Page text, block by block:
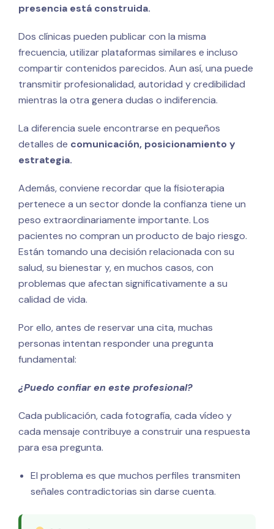
presencia está construida.
Dos clínicas pueden publicar con la misma
frecuencia, utilizar plataformas similares e incluso
compartir contenidos parecidos. Aun así, una puede
transmitir profesionalidad, autoridad y credibilidad
mientras la otra genera dudas o indiferencia.
La diferencia suele encontrarse en pequeños
detalles de comunicación, posicionamiento y
estrategia.
Además, conviene recordar que la fisioterapia
pertenece a un sector donde la confianza tiene un
peso extraordinariamente importante. Los
pacientes no compran un producto de bajo riesgo.
Están tomando una decisión relacionada con su
salud, su bienestar y, en muchos casos, con
problemas que afectan significativamente a su
calidad de vida.
Por ello, antes de reservar una cita, muchas
personas intentan responder una pregunta
fundamental:
¿Puedo confiar en este profesional?
Cada publicación, cada fotografía, cada vídeo y
cada mensaje contribuye a construir una respuesta
para esa pregunta.
El problema es que muchos perfiles transmiten
señales contradictorias sin darse cuenta.